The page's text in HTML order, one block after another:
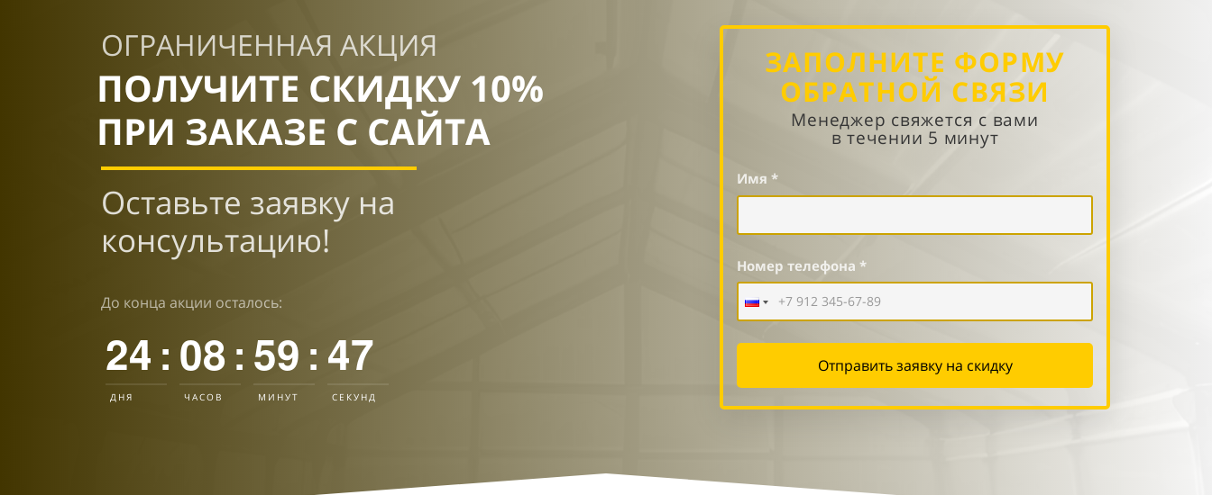
ОГРАНИЧЕННАЯ АКЦИЯ
ПОЛУЧИТЕ СКИДКУ 10%
ПРИ ЗАКАЗЕ С САЙТА
Оставьте заявку на
консультацию!
До конца акции осталось:
24:
ДНЯ
08:
ЧАСОВ
59:
МИНУТ
46
СЕКУНД
ЗАПОЛНИТЕ ФОРМУ
ОБРАТНОЙ СВЯЗИ
Менеджер свяжется с вами
в течении 5 минут
Имя *
Номер телефона *
Отправить заявку на скидку